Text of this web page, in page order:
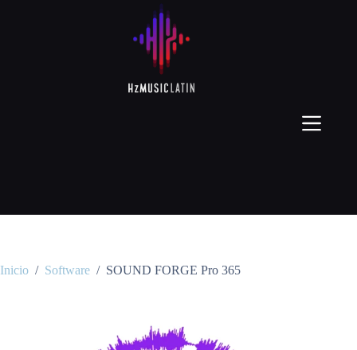
Inicio / Software / SOUND FORGE Pro 365